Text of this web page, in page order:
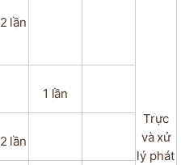
Trực
và xử
lý phát
2 lần
1 lần
2 lần